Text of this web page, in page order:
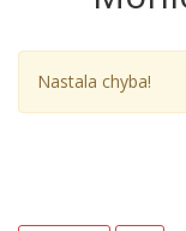
Nastala chyba!